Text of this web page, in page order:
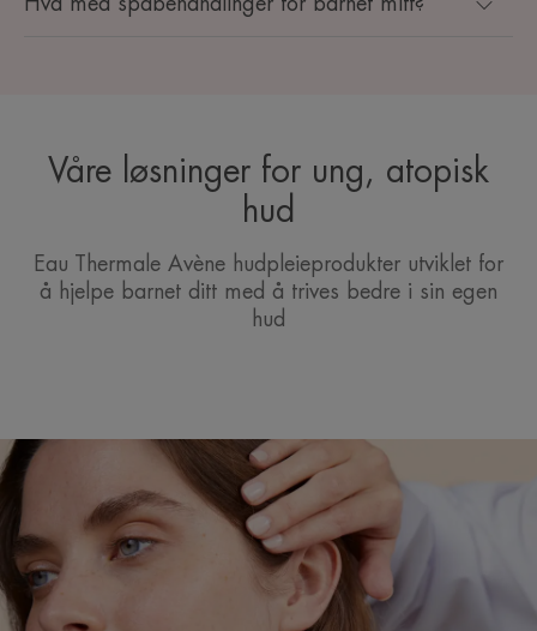
Våre løsninger for ung, atopisk
hud
Eau Thermale Avène hudpleieprodukter utviklet for
å hjelpe barnet ditt med å trives bedre i sin egen
hud